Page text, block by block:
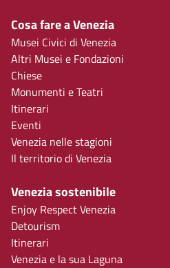
Cosa fare a Venezia
Musei Civici di Venezia
Altri Musei e Fondazioni
Chiese
Monumenti e Teatri
Itinerari
Eventi
Venezia nelle stagioni
Il territorio di Venezia
Venezia sostenibile
Enjoy Respect Venezia
Detourism
Itinerari
Venezia e la sua Laguna